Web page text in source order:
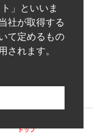
療を提供
科、インプラント、
トップ
」といいま
社が取得する
て定めるもの
されます。